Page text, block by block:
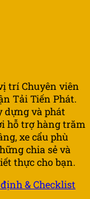
trí Chuyên viên
Tải Tiến Phát.
dựng và phát
hỗ trợ hàng trăm
xe cẩu phù
chia sẻ và
thực cho bạn.
& Checklist